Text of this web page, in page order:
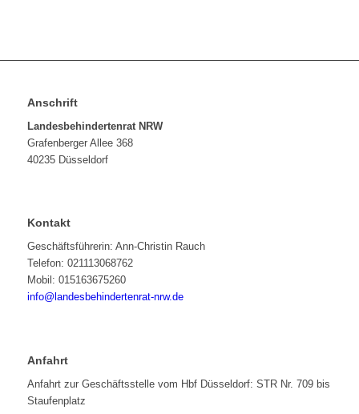
Anschrift
Landesbehindertenrat NRW
Grafenberger Allee 368
40235 Düsseldorf
Kontakt
Geschäftsführerin: Ann-Christin Rauch
Telefon: 021113068762
Mobil: 015163675260
info@landesbehindertenrat-nrw.de
Anfahrt
Anfahrt zur Geschäftsstelle vom Hbf Düsseldorf: STR Nr. 709 bis
Staufenplatz